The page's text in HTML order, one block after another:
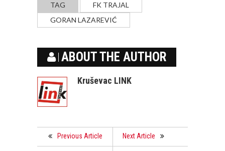
TAG
FK TRAJAL
GORAN LAZAREVIĆ
ABOUT THE AUTHOR
Kruševac LINK
Previous Article Next Article